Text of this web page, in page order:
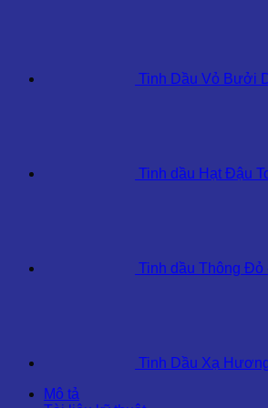
Tinh Dầu Vỏ Bưởi
Tinh dầu Hạt Đậu
Tinh dầu Thông Đỏ
Tinh Dầu Xạ
Mô tả